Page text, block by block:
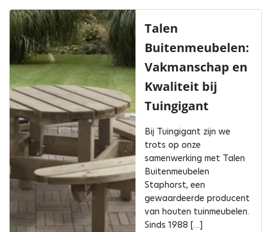
Talen
Buitenmeubelen:
Vakmanschap en
Kwaliteit bij
Tuingigant
Bij Tuingigant zijn we
trots op onze
samenwerking met Talen
Buitenmeubelen
Staphorst, een
gewaardeerde producent
van houten tuinmeubelen.
Sinds 1988 […]